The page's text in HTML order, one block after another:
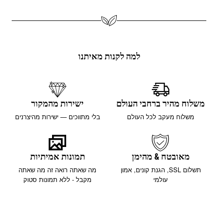
למה לקנות מאיתנו
משלוח מהיר ברחבי העולם
משלוח מעקב לכל העולם
ישירות מהמקור
בלי מתווכים — ישירות מהיצרנים
מאובטח & מהימן
תשלום SSL, הגנת קונים, אמון
עולמי
תמונות אמיתיות
מה שאתה רואה זה מה שאתה
מקבל - ללא תמונות סטוק